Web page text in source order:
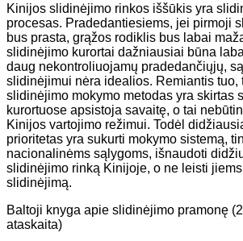
Kinijos slidinėjimo rinkos iššūkis yra
procesas. Pradedantiesiems, jei pirmoji
bus prasta, grąžos rodiklis bus labai
slidinėjimo kurortai dažniausiai būna
daug nekontroliuojamų pradedančiųjų,
slidinėjimui nėra idealios. Remiantis tuo,
slidinėjimo mokymo metodas yra skirtas
kurortuose apsistoja savaitę, o tai
Kinijos vartojimo režimui. Todėl
prioritetas yra sukurti mokymo sistemą,
nacionalinėms sąlygoms, išnaudoti
slidinėjimo rinką Kinijoje, o ne leisti
slidinėjimą.
Baltoji knyga apie slidinėjimo pramonę
ataskaita)